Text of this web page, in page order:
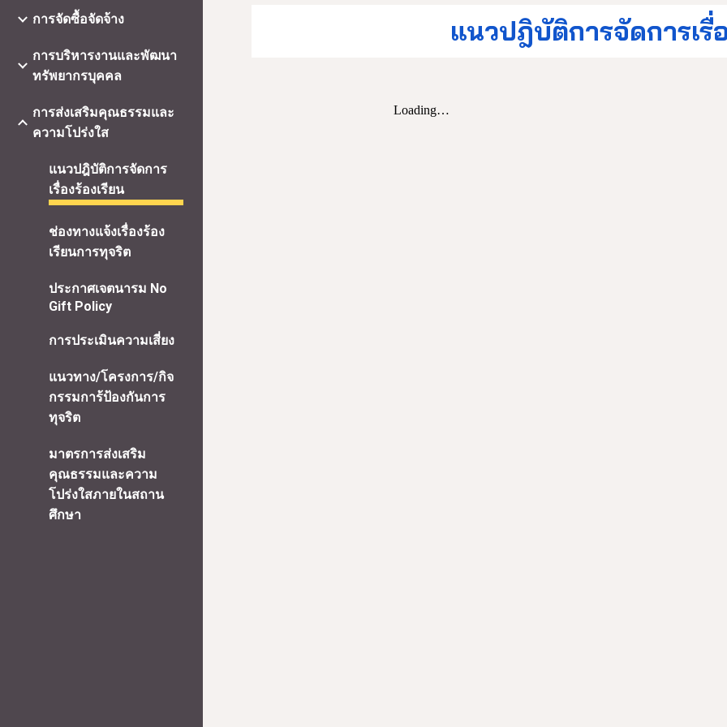
การจัดซื้อจัดจ้าง
การบริหารงานและพัฒนา
ทรัพยากรบุคคล
การส่งเสริมคุณธรรมและ
ความโปร่งใส
แนวปฎิบัติการจัดการ
เรื่องร้องเรียน
ช่องทางแจ้งเรื่องร้อง
เรียนการทุจริต
ประกาศเจตนารม No
Gift Policy
การประเมินความเสี่ยง
แนวทาง/โครงการ/กิจ
กรรมการ้ป้องกันการ
ทุจริต
มาตรการส่งเสริม
คุณธรรมและความ
โปร่งใสภายในสถาน
ศึกษา
แนวปฎิบัติการจัดการเรื่